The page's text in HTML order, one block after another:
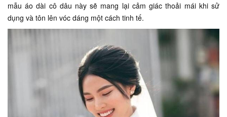
mẫu áo dài cô dâu này sẽ mang lại cảm giác thoải mái khi sử
dụng và tôn lên vóc dáng một cách tinh tế.